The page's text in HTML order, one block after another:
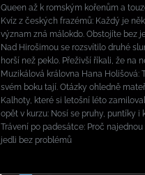
Queen až k romským kořenům a
Kvíz z českých frazémů: Každý je
význam zná málokdo. Obstojíte bez
Nad Hirošimou se rozsvítilo druhé
horší než peklo. Přeživší říkali, že na
Muzikálová královna Hana Holišová:
svém boku tají. Otázky ohledně
Kalhoty, které si letošní léto
opět v kurzu: Nosí se pruhy, puntíky i
Trávení po padesátce: Proč
jedli bez problémů